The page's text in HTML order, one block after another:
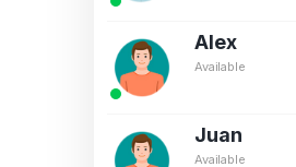
Alex
Available
Juan
Available